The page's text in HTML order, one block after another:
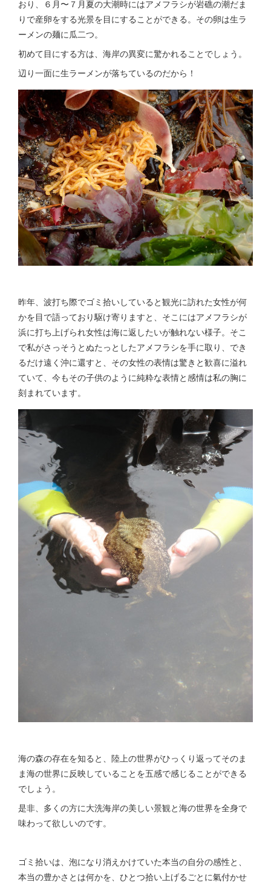
おり、６月〜７月夏の大潮時にはアメフラシが岩礁の潮だま
りで産卵をする光景を目にすることができる。その卵は生ラ
ーメンの麺に瓜二つ。
初めて目にする方は、海岸の異変に驚かれることでしょう。
辺り一面に生ラーメンが落ちているのだから！
昨年、波打ち際でゴミ拾いしていると観光に訪れた女性が何
かを目で語っており駆け寄りますと、そこにはアメフラシが
浜に打ち上げられ女性は海に返したいが触れない様子。そこ
で私がさっそうとぬたっとしたアメフラシを手に取り、でき
るだけ遠く沖に還すと、その女性の表情は驚きと歓喜に溢れ
ていて、今もその子供のように純粋な表情と感情は私の胸に
刻まれています。
海の森の存在を知ると、陸上の世界がひっくり返ってそのま
ま海の世界に反映していることを五感で感じることができる
でしょう。
是非、多くの方に大洗海岸の美しい景観と海の世界を全身で
味わって欲しいのです。
ゴミ拾いは、泡になり消えかけていた本当の自分の感性と、
本当の豊かさとは何かを、ひとつ拾い上げるごとに氣付かせ